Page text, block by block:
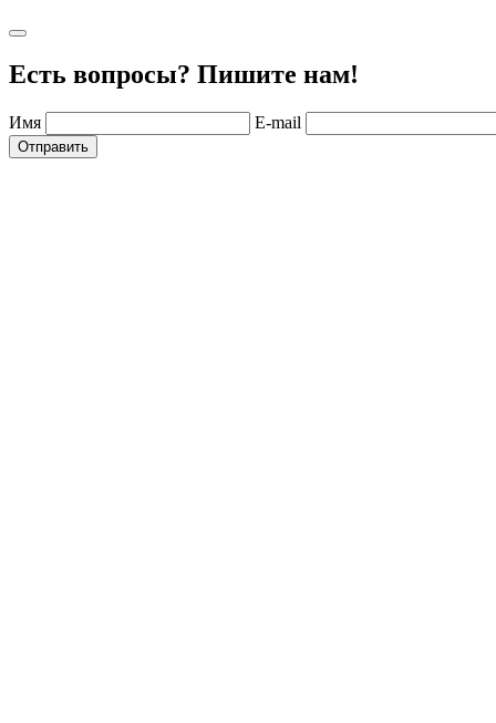
Есть вопросы? Пишите нам!
Имя E-mail